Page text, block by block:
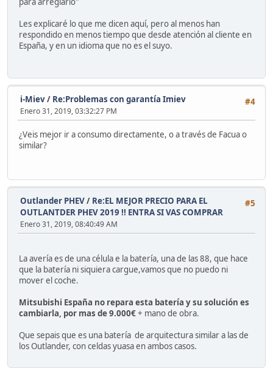
Les explicaré lo que me dicen aquí, pero al menos han
respondido en menos tiempo que desde atención al cliente en
España, y en un idioma que no es el suyo.
#4
i-Miev/ Re:Problemas con garantía Imiev
Enero 31, 2019, 03:32:27 PM
¿Veis mejor ir a consumo directamente, o a través de Facua o
similar?
#5
Outlander PHEV/ Re:EL MEJOR PRECIO PARA EL
OUTLANTDER PHEV 2019 !! ENTRA SI VAS COMPRAR
Enero 31, 2019, 08:40:49 AM
La avería es de una célula e la batería, una de las 88, que hace
que la batería ni siquiera cargue,vamos que no puedo ni
mover el coche.
Mitsubishi España no repara esta batería y su solución es
cambiarla, por mas de 9.000€+ mano de obra.
Que sepais que es una batería de arquitectura similar a las de
los Outlander, con celdas yuasa en ambos casos.